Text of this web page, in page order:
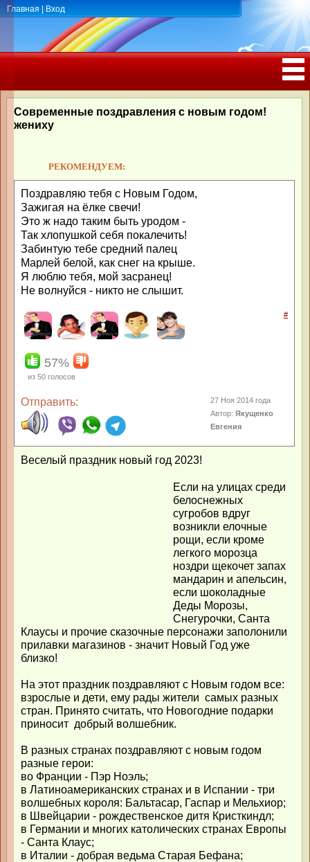
Главная Вход
РОЖДЕНИЯ, ЮБИЛЕЕМ
Современные поздравления с новым годом!
жениху
РЕКОМЕНДУЕМ:
Поздравляю тебя с Новым Годом,
Зажигая на ёлке свечи!
Это ж надо таким быть уродом -
Так хлопушкой себя покалечить!
Забинтую тебе средний палец
Марлей белой, как снег на крыше.
Я люблю тебя, мой засранец!
Не волнуйся - никто не слышит.
#
57%
из 50 голосов
Отправить:
27 Ноя 2014 года
Автор:Якущенко
Евгения
Веселый праздник новый год 2023!
Если на улицах среди
белоснежных
сугробов вдруг
возникли елочные
рощи, если кроме
легкого морозца
ноздри щекочет запах
мандарин и апельсин,
если шоколадные
Деды Морозы,
Снегурочки, Санта
Клаусы и прочие сказочные персонажи заполонили
прилавки магазинов - значит Новый Год уже
близко!
На этот праздник поздравляют с Новым годом все:
взрослые и дети, ему рады жители самых разных
стран. Принято считать, что Новогодние подарки
приносит добрый волшебник.
В разных странах поздравляют с новым годом
разные герои:
во Франции - Пэр Ноэль;
в Латиноамериканских странах и в Испании - три
волшебных короля: Бальтасар, Гаспар и Мельхиор;
в Швейцарии - рождественское дитя Кристкиндл;
в Германии и многих католических странах Европы
- Санта Клаус;
в Италии - добрая ведьма Старая Бефана;